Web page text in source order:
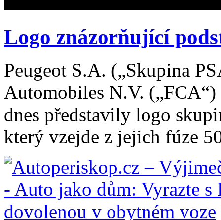
Logo znázorňující
Peugeot S.A. („Skupina
Automobiles N.V.
dnes představily logo
který vzejde z jejich fúze